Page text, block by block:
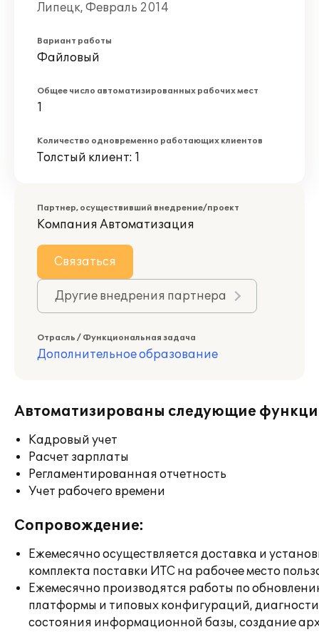
Липецк, Февраль 2014
Вариант работы
Файловый
Общее число автоматизированных рабочих мест
1
Количество одновременно работающих клиентов
Толстый клиент: 1
Партнер, осуществивший внедрение/проект
Компания Автоматизация
Связаться
Другие внедрения партнера
Отрасль / Функциональная задача
Дополнительное образование
Автоматизированы следующие
Кадровый учет
Расчет зарплаты
Регламентированная отчетность
Учет рабочего времени
Сопровождение:
Ежемесячно осуществляется доставка и
комплекта поставки ИТС на рабочее место
Ежемесячно производятся работы по
платформы и типовых конфигураций,
состояния информационной базы, создание